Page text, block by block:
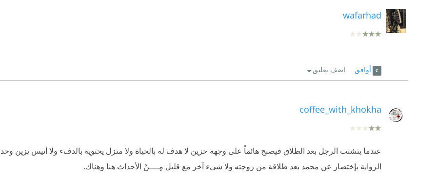
wafarhad
أوافق اضف تعليق
coffee_with_khokha
عندما يتشتت الرجل بعد الطلاق فيصبح هائماً على وجهه حزين لا هدف له بالحياة ولا منزل يحتويه بالدفء ولا أنيس يزين
الرواية بإختصار عن محمد بعد طلاقة من زوجته ولا شيء آخر مع قليل مِــــنْ الأحداث هنا وهناك.